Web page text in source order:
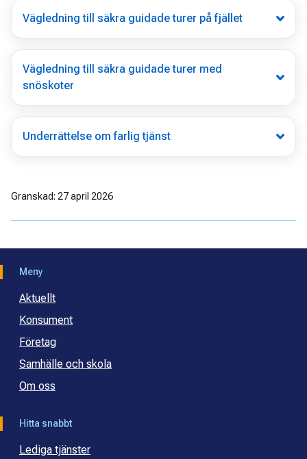
Vägledning till säkra guidade turer på fjället
Vägledning till säkra guidade turer med
snöskoter
Underrättelse om farlig tjänst
Granskad: 27 april 2026
Meny
Aktuellt
Konsument
Företag
Samhälle och skola
Om oss
Hitta snabbt
Lediga tjänster